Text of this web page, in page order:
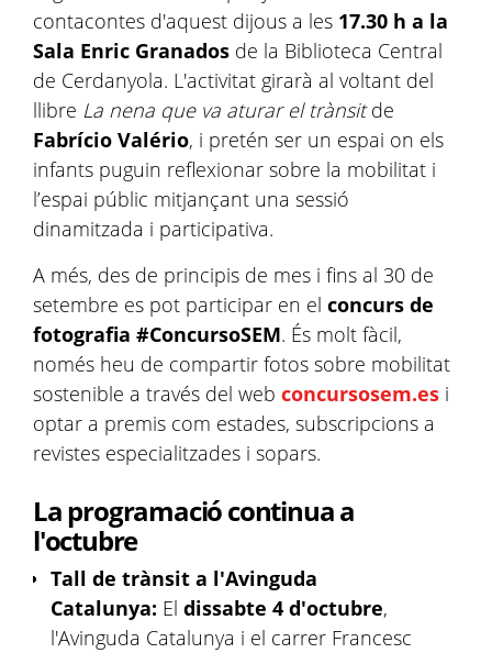
contacontes d'aquest dijous a les 17.30 h a la
Sala Enric Granados de la Biblioteca Central
de Cerdanyola. L'activitat girarà al voltant del
llibre La nena que va aturar el trànsitde
Fabrício Valério, i pretén ser un espai on els
infants puguin reflexionar sobre la mobilitat i
l’espai públic mitjançant una sessió
dinamitzada i participativa.
A més, des de principis de mes i fins al 30 de
setembre es pot participar en el concurs de
fotografia #ConcursoSEM. És molt fàcil,
només heu de compartir fotos sobre mobilitat
sostenible a través del web concursosem.es i
optar a premis com estades, subscripcions a
revistes especialitzades i sopars.
La programació continua a
l'octubre
Tall de trànsit a l'Avinguda
Catalunya: El dissabte 4 d'octubre,
l'Avinguda Catalunya i el carrer Francesc